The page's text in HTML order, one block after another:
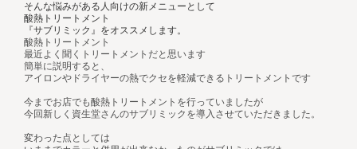
そんな悩みがある人向けの新メニューとして
酸熱トリートメント
『サブリミック』をオススメします。
酸熱トリートメント
最近よく聞くトリートメントだと思います
簡単に説明すると、
アイロンやドライヤーの熱でクセを軽減できるトリートメントです
今までお店でも酸熱トリートメントを行っていましたが
今回新しく資生堂さんのサブリミックを導入させていただきました。
変わった点としては